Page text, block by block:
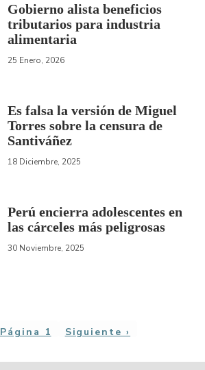
Gobierno alista beneficios
tributarios para industria
alimentaria
25 Enero, 2026
Es falsa la versión de Miguel
Torres sobre la censura de
Santiváñez
18 Diciembre, 2025
Perú encierra adolescentes en
las cárceles más peligrosas
30 Noviembre, 2025
Página 1 Siguiente
página
Siguiente ›